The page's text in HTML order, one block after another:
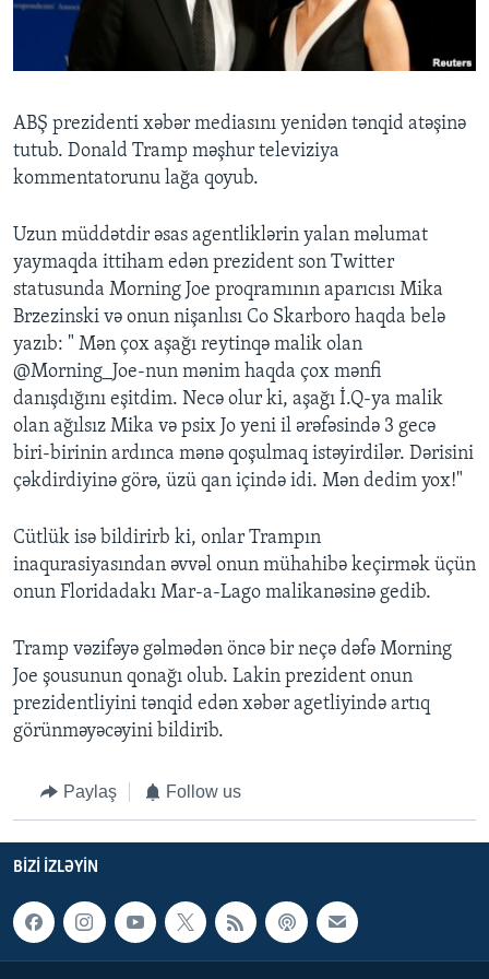
BIZI IZLƏYIN
Dillər
ABŞ prezidenti xəbər mediasını yenidən tənqid atəşinə
tutub. Donald Tramp məşhur televiziya
kommentatorunu lağa qoyub.
Uzun müddətdir əsas agentliklərin yalan məlumat
yaymaqda ittiham edən prezident son Twitter
statusunda Morning Joe proqramının aparıcısı Mika
Brzezinski və onun nişanlısı Co Skarboro haqda belə
yazıb: " Mən çox aşağı reytinqə malik olan
@Morning_Joe-nun mənim haqda çox mənfi
danışdığını eşitdim. Necə olur ki, aşağı İ.Q-ya malik
olan ağılsız Mika və psix Jo yeni il ərəfəsində 3 gecə
biri-birinin ardınca mənə qoşulmaq istəyirdilər. Dərisini
çəkdirdiyinə görə, üzü qan içində idi. Mən dedim yox!"
Cütlük isə bildirirb ki, onlar Trampın
inaqurasiyasından əvvəl onun mühahibə keçirmək üçün
onun Floridadakı Mar-a-Lago malikanəsinə gedib.
Tramp vəzifəyə gəlmədən öncə bir neçə dəfə Morning
Joe şousunun qonağı olub. Lakin prezident onun
prezidentliyini tənqid edən xəbər agetliyində artıq
görünməyəcəyini bildirib.
Paylaş Follow us
BIZI IZLƏYIN